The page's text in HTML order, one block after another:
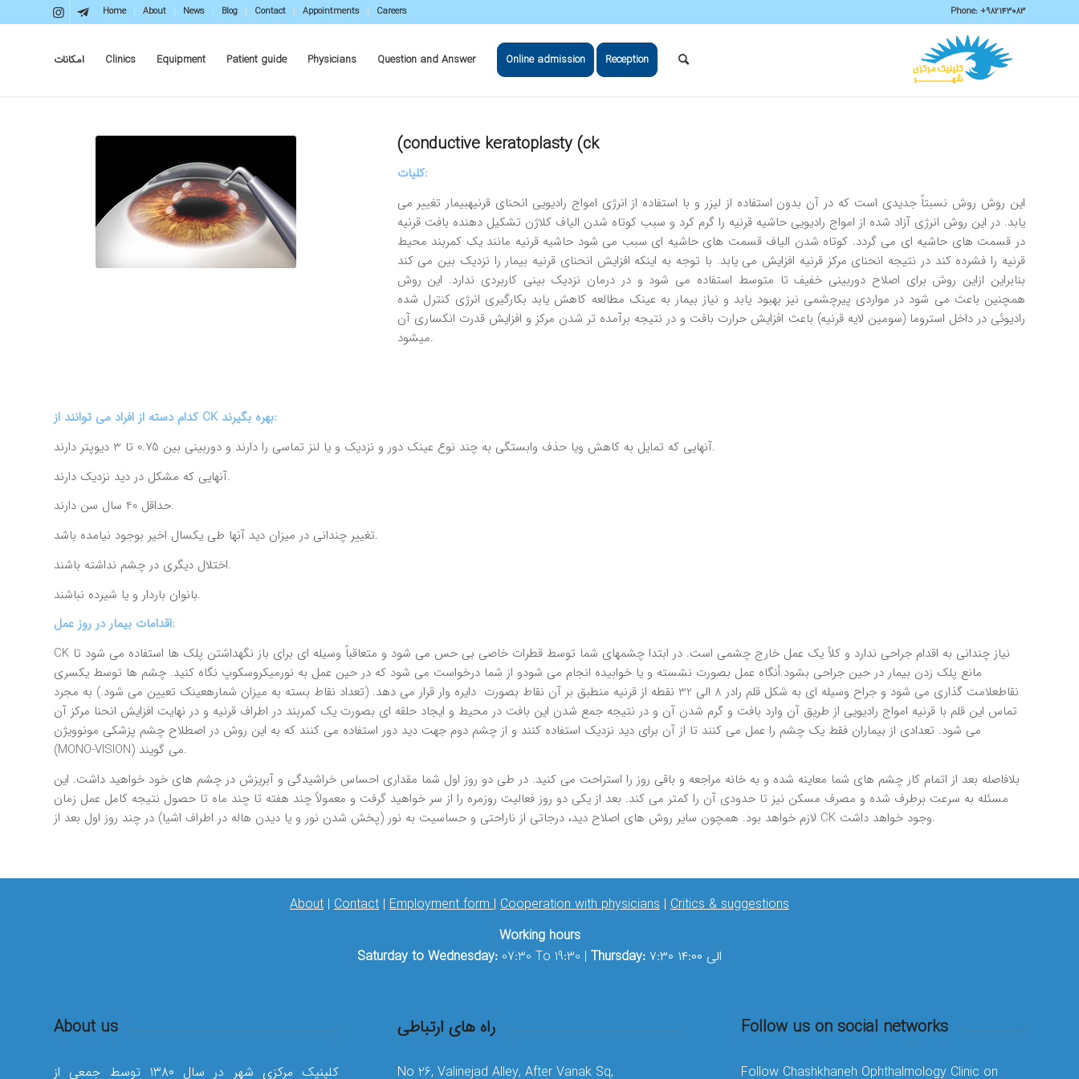
Home About News Blog Contact Appointments Careers Phone:+982143083
امکانات Clinics Equipment Patient guide Physicians Question and Answer Online admission Reception
(conductive keratoplasty (ck
کلیات:
اين روش روش نسبتاً جديدي است كه در آن بدون استفاده از ليزر و با استفاده از انرژي امواج راديويي انحناي قرنيهبيمار تغيير مي
يابد. در اين روش انرژي آزاد شده از امواج راديويي حاشيه قرنيه را گرم كرد و سبب كوتاه شدن الياف كلاژن تشكيل دهنده بافت قرنيه
در قسمت هاي حاشيه اي مي گردد. كوتاه شدن الياف قسمت هاي حاشيه اي سبب مي شود حاشيه قرنيه مانند يك كمربند محيط
قرنيه را فشرده كند در نتيجه انحناي مركز قرنيه افزايش مي يابد. با توجه به اينكه افزايش انحناي قرنيه بيمار را نزديك بين مي كند
بنابراين ازاين روش براي اصلاح دوربيني خفيف تا متوسط استفاده مي شود و در درمان نزديك بيني كاربردي ندارد. اين روش
همچنين باعث مي شود در مواردي پيرچشمي نيز بهبود يابد و نياز بيمار به عينك مطالعه كاهش يابد بكارگيري انرژي كنترل شده
راديوئي در داخل استروما (سومين لايه قرنيه) باعث افزايش حرارت بافت و در نتيجه برآمده تر شدن مركز و افزايش قدرت انكساري آن
مي­شود.
كدام دسته از افراد مي CK
بهره بگيرند:
آنهايي كه تمايل به كاهش ويا حذف وابستگي به چند نوع عينك دور و نزديك و يا لنز تماسي را دارند و دوربيني بين 0.75 تا 3 ديوپتر دارند.
آنهايي كه مشكل در ديد نزديك دارند.
حداقل 40 سال سن دارند.
تغيير چنداني در ميزان ديد آنها طي يكسال اخير بوجود نيامده باشد.
اختلال ديگري در چشم نداشته باشند.
بانوان باردار و يا شيرده نباشند.
اقدامات بيمار در روز عمل:
CK نياز چنداني به اقدام جراحي ندارد و كلاً يك عمل خارج چشمي است. در ابتدا چشم­هاي شما توسط قطرات خاصي بي حس مي شود و متعاقباً وسيله اي براي باز نگهداشتن پلك ها استفاده مي شود تا
مانع پلك زدن بيمار در حين جراحي بشود.أنگاه عمل بصورت نشسته و يا خوابيده انجام مي شودو از شما درخواست مي شود كه در حين عمل به نورميكروسكوپ نگاه كنيد. چشم ها توسط يكسري
نقاطعلامت گذاري مي شود و جراح وسيله اي به شكل قلم رادر 8 الي 32 نقطه از قرنيه منطبق بر آن نقاط بصورت دايره وار قرار مي دهد. (تعداد نقاط بسته به ميزان شمارهعينك تعيين مي شود.) به مجرد
تماس اين قلم با قرنيه امواج راديويي از طريق آن وارد بافت و گرم شدن آن و در نتيجه جمع شدن اين بافت در محيط و ايجاد حلقه اي بصورت يك كمربند در اطراف قرنيه و در نهايت افزايش انحنا مركز آن
مي شود. تعدادي از بيماران فقط يك چشم را عمل مي كنند تا از آن براي ديد نزديك استفاده كنند و از چشم دوم جهت ديد دور استفاده مي كنند كه به اين روش در اصطلاح چشم پزشكي مونوويژن
(MONO-VISION) مي گويند.
بلافاصله بعد از اتمام كار چشم هاي شما معاينه شده و به خانه مراجعه و باقي روز را استراحت مي كنيد. در طي دو روز اول شما مقداري احساس خراشيدگي و آبريزش در چشم هاي خود خواهيد داشت. اين
مسئله به سرعت برطرف شده و مصرف مسكن نيز تا حدودي آن را كمتر مي كند. بعد از يكي دو روز فعاليت روزمره را از سر خواهيد گرفت و معمولاً چند هفته تا چند ماه تا حصول نتيجه كامل عمل زمان
لازم خواهد بود. همچون ساير روش هاي اصلاح ديد، درجاتي از ناراحتي و حساسيت به نور (پخش شدن نور و يا ديدن هاله در اطراف اشيا) در چند روز اول بعد از CK وجود خواهد داشت.
About | Contact | Employment form| Cooperation with physicians | Critics & suggestions
Working hours
Saturday to Wednesday: 07:30 To 19:30 | Thursday: ۷:۳۰ الی ۱۴:۰۰
About us
کلینیک مرکزی شهر در سال ۱۳۸۰ توسط جمعی از
راه های ارتباطی
No 26, Valinejad Alley, After Vanak Sq,
Follow us on social networks
Follow Chashkhaneh Ophthalmology Clinic on